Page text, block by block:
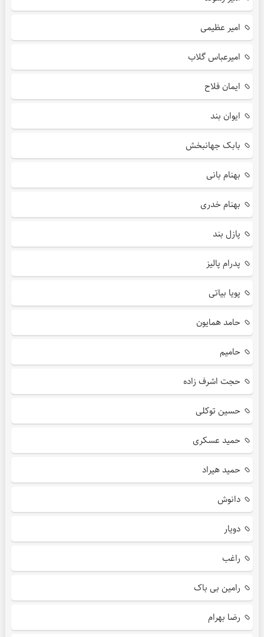
امیر عظیمی
امیرعباس گلاب
ایمان فلاح
ایوان بند
بابک جهانبخش
بهنام بانی
بهنام خدری
پازل بند
پدرام پالیز
پویا بیاتی
حامد همایون
حامیم
حجت اشرف زاده
حسین توکلی
حمید عسکری
حمید هیراد
دانوش
دویار
راغب
رامین بی باک
رضا بهرام